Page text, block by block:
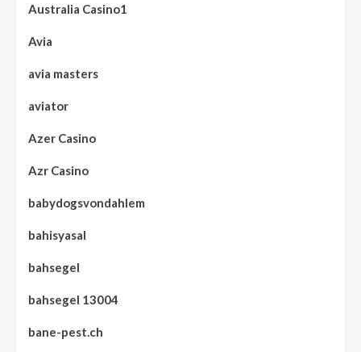
Australia Casino1
Avia
avia masters
aviator
Azer Casino
Azr Casino
babydogsvondahlem
bahisyasal
bahsegel
bahsegel 13004
bane-pest.ch